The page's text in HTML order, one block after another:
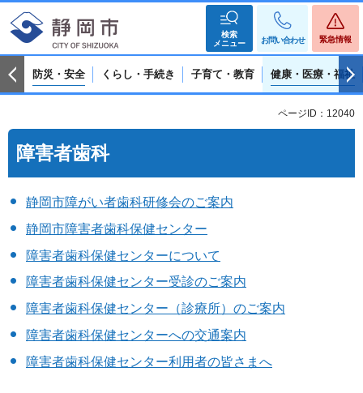
検索
メニュー
お問い合わせ 緊急情報
防災・安全 くらし・手続き 子育て・教育 健康・医療・福祉
ページID：12040
障害者歯科
静岡市障がい者歯科研修会のご案内
静岡市障害者歯科保健センター
障害者歯科保健センターについて
障害者歯科保健センター受診のご案内
障害者歯科保健センター（診療所）のご案内
障害者歯科保健センターへの交通案内
障害者歯科保健センター利用者の皆さまへ